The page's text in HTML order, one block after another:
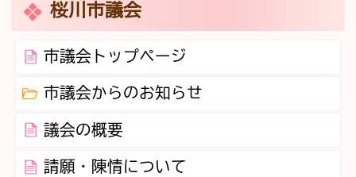
桜川市議会
市議会トップページ
市議会からのお知らせ
議会の概要
請願・陳情について